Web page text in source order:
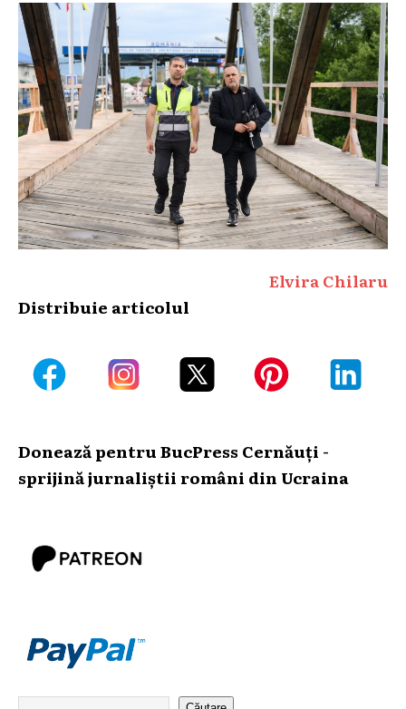
Elvira Chilaru
Distribuie articolul
Donează pentru BucPress Cernăuți -
sprijină jurnaliștii români din Ucraina